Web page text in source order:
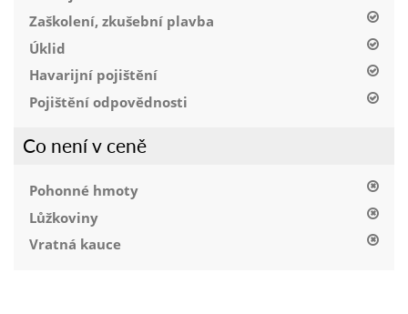
Zaškolení, zkušební plavba
Úklid
Havarijní pojištění
Pojištění odpovědnosti
Co není v ceně
Pohonné hmoty
Lůžkoviny
Vratná kauce